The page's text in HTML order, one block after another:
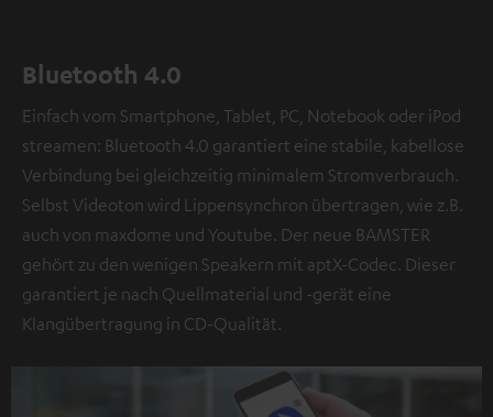
Bluetooth 4.0
Einfach vom Smartphone, Tablet, PC, Notebook oder iPod
streamen: Bluetooth 4.0 garantiert eine stabile, kabellose
Verbindung bei gleichzeitig minimalem Stromverbrauch.
Selbst Videoton wird Lippensynchron übertragen, wie z.B.
auch von maxdome und Youtube. Der neue BAMSTER
gehört zu den wenigen Speakern mit aptX-Codec. Dieser
garantiert je nach Quellmaterial und -gerät eine
Klangübertragung in CD-Qualität.